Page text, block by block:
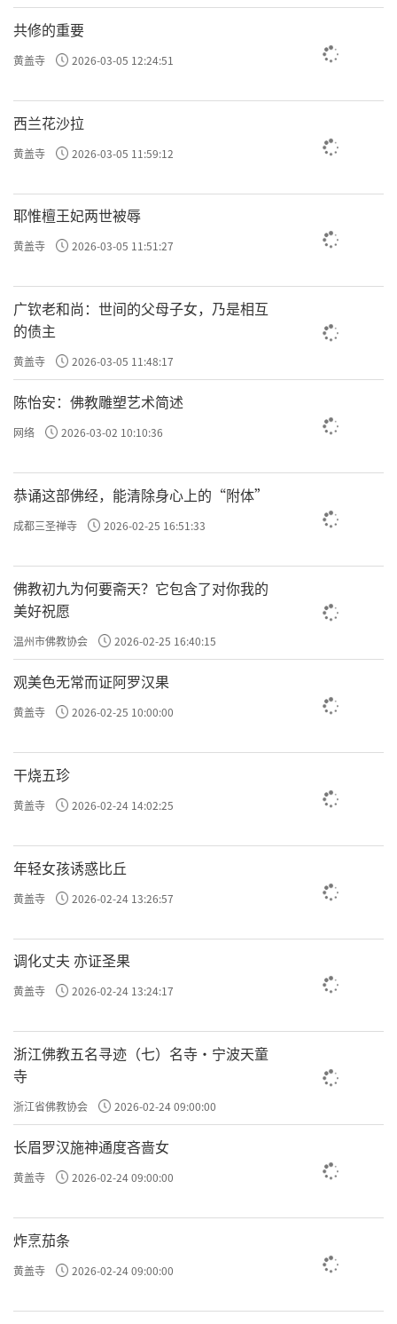
共修的重要
黄盖寺 2026-03-05 12:24:51
西兰花沙拉
黄盖寺 2026-03-05 11:59:12
耶惟檀王妃两世被辱
黄盖寺 2026-03-05 11:51:27
广钦老和尚：世间的父母子女，乃是相互
的债主
黄盖寺 2026-03-05 11:48:17
陈怡安：佛教雕塑艺术简述
网络 2026-03-02 10:10:36
恭诵这部佛经，能清除身心上的“附体”
成都三圣禅寺 2026-02-25 16:51:33
佛教初九为何要斋天？它包含了对你我的
美好祝愿
温州市佛教协会 2026-02-25 16:40:15
观美色无常而证阿罗汉果
黄盖寺 2026-02-25 10:00:00
干烧五珍
黄盖寺 2026-02-24 14:02:25
年轻女孩诱惑比丘
黄盖寺 2026-02-24 13:26:57
调化丈夫 亦证圣果
黄盖寺 2026-02-24 13:24:17
浙江佛教五名寻迹（七）名寺·宁波天童
寺
浙江省佛教协会 2026-02-24 09:00:00
长眉罗汉施神通度吝啬女
黄盖寺 2026-02-24 09:00:00
炸烹茄条
黄盖寺 2026-02-24 09:00:00